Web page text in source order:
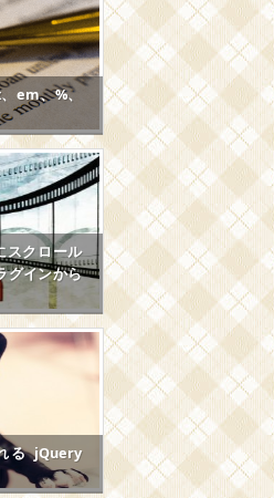
em、%、
スクロール
グインから
る jQuery